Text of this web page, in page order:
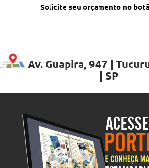
Solicite seu orçamento no
Av. Guapira, 947 |
| SP